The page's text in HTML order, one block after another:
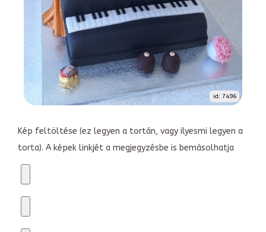
id: 7496
Kép feltöltése (ez legyen a tortán, vagy ilyesmi legyen a
torta). A képek linkjét a megjegyzésbe is bemásolhatja